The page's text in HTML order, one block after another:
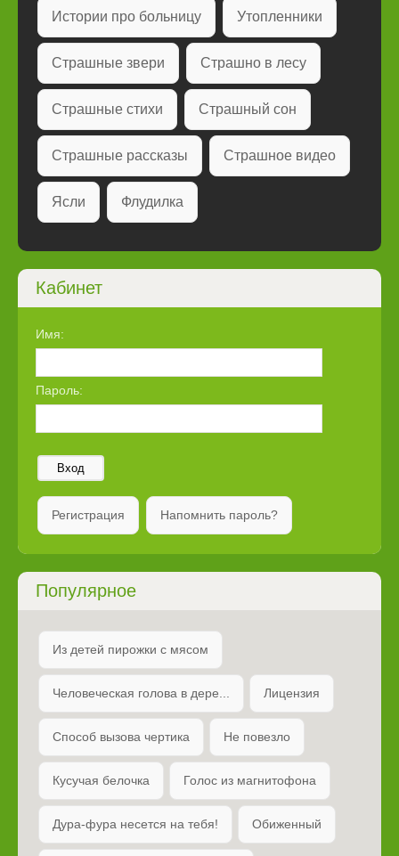
Истории про больницу Утопленники
Страшные звери Страшно в лесу
Страшные стихи Страшный сон
Страшные рассказы Страшное видео
Ясли Флудилка
Кабинет
Имя:
Пароль:
Вход
Регистрация Напомнить пароль?
Популярное
Из детей пирожки с мясом
Человеческая голова в дере... Лицензия
Способ вызова чертика Не повезло
Кусучая белочка Голос из магнитофона
Дура-фура несется на тебя! Обиженный